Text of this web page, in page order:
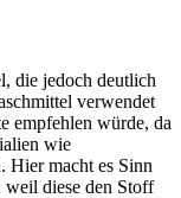
die jedoch deutlich
verwendet
empfehlen würde, da
wie
Hier macht es Sinn
weil diese den Stoff